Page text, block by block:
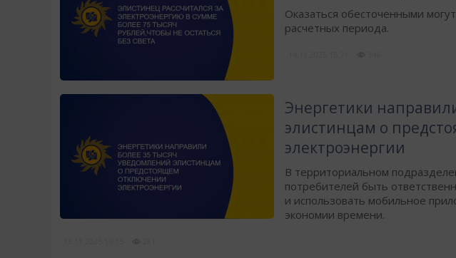
Оказаться обесточенными
расчетных периода.
Энергетики
элистинцам о
электроэнергии
В территориальном
потребителей быть
и использовать мобильное
экономии времени.